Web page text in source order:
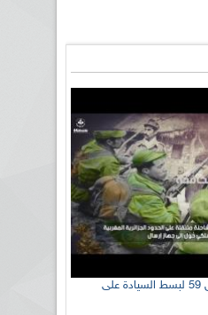
الإذاعة الجزائرية تحي الذكرى 59 لبسط السيادة على